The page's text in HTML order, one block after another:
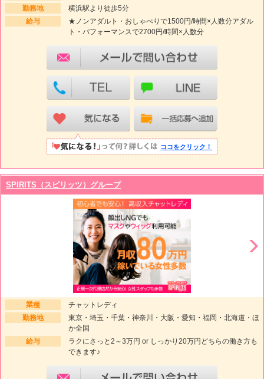
勤務地
横浜駅より徒歩5分
給与
★ノンアダルト・おしゃべりで1500円/時間×人数分アダル
ト・パフォーマンスで2700円/時間×人数分
ココをクリック！
SPIRITS（スピリッツ）グループ
業種
チャットレディ
勤務地
東京・埼玉・千葉・神奈川・大阪・愛知・福岡・北海道・ほ
か全国
給与
ラクにさっと2～3万円 or しっかり20万円どちらの働き方も
できます♪